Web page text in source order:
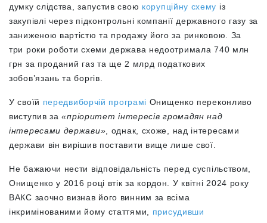
думку слідства, запустив свою корупційну схему із
закупівлі через підконтрольні компанії державного газу за
заниженою вартістю та продажу його за ринковою. За
три роки роботи схеми держава недоотримала 740 млн
грн за проданий газ та ще 2 млрд податкових
зобов’язань та боргів.
У своїй передвиборчій програмі Онищенко переконливо
виступив за«пріоритет інтересів громадян над
інтересами держави» , однак, схоже, над інтересами
держави він вирішив поставити вище лише свої.
Не бажаючи нести відповідальність перед суспільством,
Онищенко у 2016 році втік за кордон. У квітні 2024 року
ВАКС заочно визнав його винним за всіма
інкримінованими йому статтями, присудивши